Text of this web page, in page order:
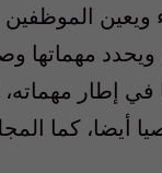
ويعين
ويحدد مهماتها
في إطار
أيضا، كما